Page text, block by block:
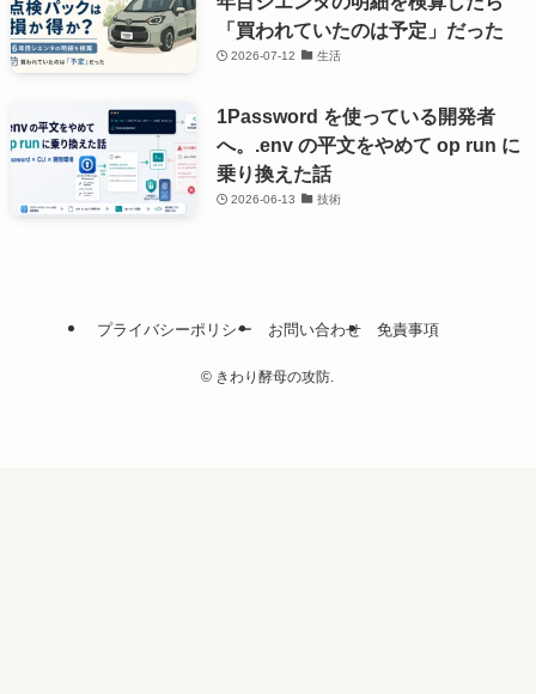
「買われていたのは予定」だった
2026-07-12 生活
1Password を使っている開発者
へ。.env の平文をやめて op run に
乗り換えた話
2026-06-13 技術
プライバシーポリシー お問い合わせ 免責事項
© きわり酵母の攻防.